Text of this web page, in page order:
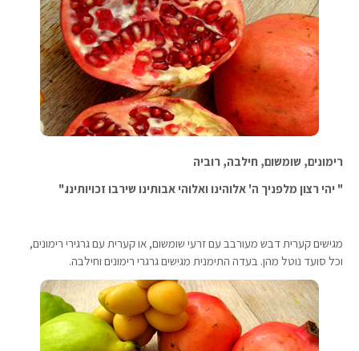
רימונים, שומשום, חילבה, רוביה
" יהי רצון מלפניך ה' אלוהינו ואלוהי אבותינו שירבו זכויותינו."
מגישים קערית דבש מעורבב עם זרעי שומשום, או קערית עם גרגירי רימונים,
וכל סועד נוטל מהן. בעדה התימנית מגישים גרגרי רימונים וחילבה.